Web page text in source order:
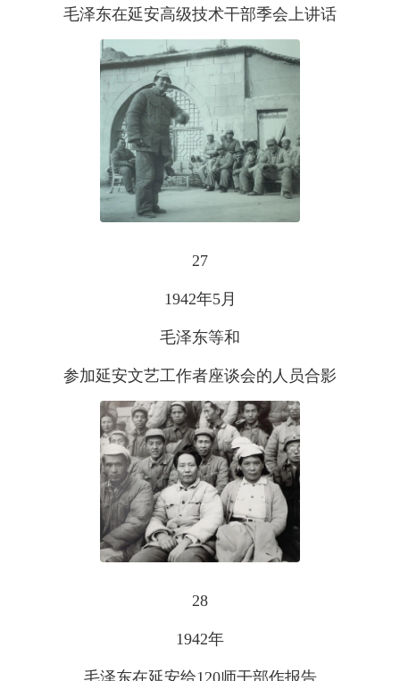
毛泽东在延安高级技术干部季会上讲话
27
1942年5月
毛泽东等和
参加延安文艺工作者座谈会的人员合影
28
1942年
毛泽东在延安给120师干部作报告